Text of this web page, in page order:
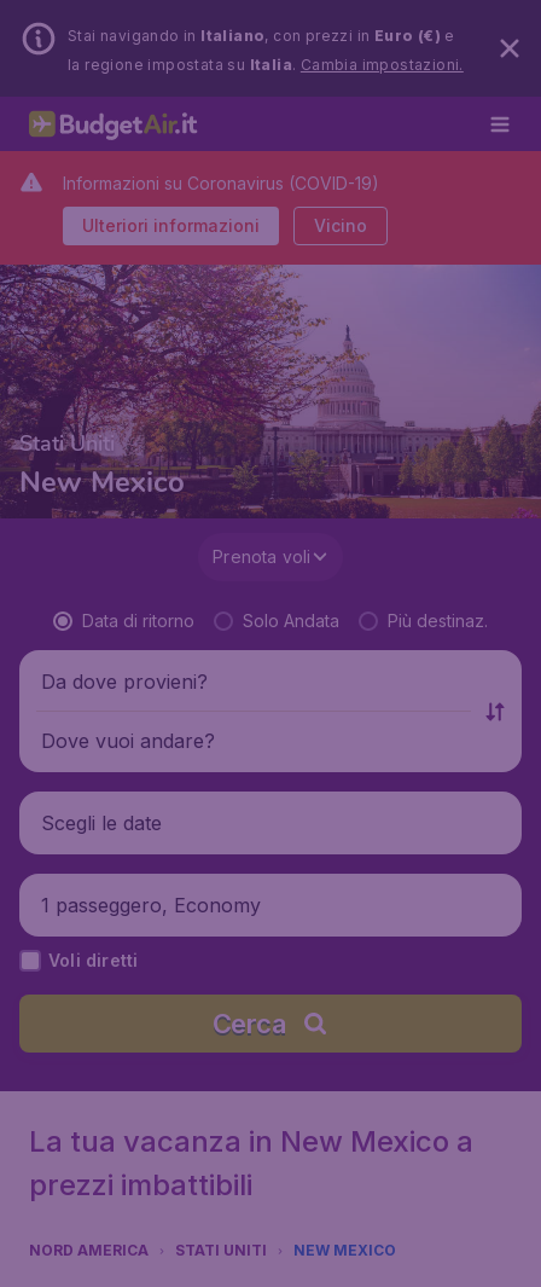
Stai navigando in Italiano, con prezzi in Euro (€) e
la regione impostata su Italia. Cambia impostazioni.
Informazioni su Coronavirus (COVID-19)
Ulteriori informazioni Vicino
Stati Uniti
New Mexico
Prenota voli
Data di ritorno Solo Andata Più destinaz.
Da dove provieni?
Dove vuoi andare?
Scegli le date
1 passeggero, Economy
Voli diretti
Cerca
La tua vacanza in New Mexico a
prezzi imbattibili
NORD AMERICA STATI UNITI NEW MEXICO